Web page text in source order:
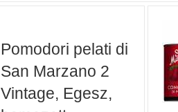
Pomodori pelati di
San Marzano 2
Vintage, Egesz,